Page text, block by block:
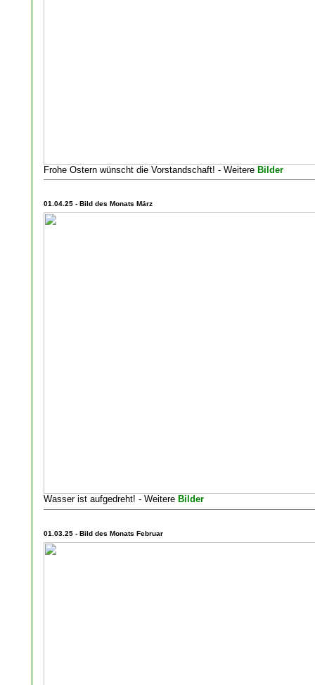
Frohe Ostern wünscht die Vorstandschaft! - Weitere Bilder
01.04.25 - Bild des Monats März
Wasser ist aufgedreht! - Weitere Bilder
01.03.25 - Bild des Monats Februar